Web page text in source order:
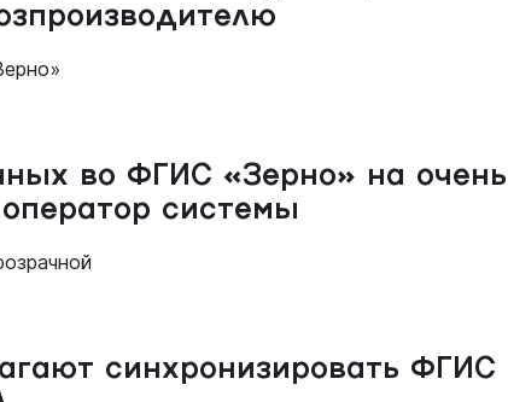
во ФГИС «Зерно» на очень
системы
синхронизировать ФГИС